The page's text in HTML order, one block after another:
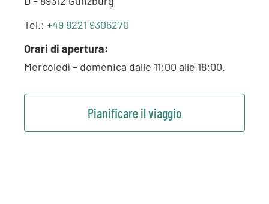
Tel.:+49 8221 9306270
Orari di apertura:
Mercoledì – domenica dalle 11:00 alle 18:00.
Pianificare il viaggio